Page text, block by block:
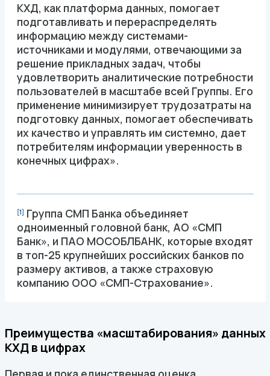
КХД, как платформа данных, помогает
подготавливать и перераспределять
информацию между системами-
источниками и модулями, отвечающими за
решение прикладных задач, чтобы
удовлетворить аналитические потребности
пользователей в масштабе всей Группы. Его
применение минимизирует трудозатраты на
подготовку данных, помогает обеспечивать
их качество и управлять им системно, дает
потребителям информации уверенность в
конечных цифрах».
[1] Группа СМП Банка объединяет
одноименный головной банк, АО «СМП
Банк», и ПАО МОСОБЛБАНК, которые входят
в топ-25 крупнейших российских банков по
размеру активов, а также страховую
компанию ООО «СМП-Страхование».
Преимущества «масштабирования» данных
КХД в цифрах